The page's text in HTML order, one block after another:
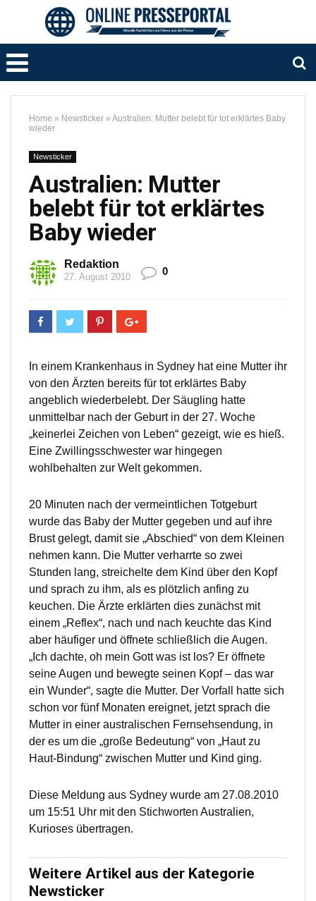
Home » Newsticker » Australien: Mutter belebt für tot erklärtes Baby
wieder
Newsticker
Australien: Mutter
belebt für tot erklärtes
Baby wieder
Redaktion
27. August 2010 0
In einem Krankenhaus in Sydney hat eine Mutter ihr
von den Ärzten bereits für tot erklärtes Baby
angeblich wiederbelebt. Der Säugling hatte
unmittelbar nach der Geburt in der 27. Woche
„keinerlei Zeichen von Leben“ gezeigt, wie es hieß.
Eine Zwillingsschwester war hingegen
wohlbehalten zur Welt gekommen.
20 Minuten nach der vermeintlichen Totgeburt
wurde das Baby der Mutter gegeben und auf ihre
Brust gelegt, damit sie „Abschied“ von dem Kleinen
nehmen kann. Die Mutter verharrte so zwei
Stunden lang, streichelte dem Kind über den Kopf
und sprach zu ihm, als es plötzlich anfing zu
keuchen. Die Ärzte erklärten dies zunächst mit
einem „Reflex“, nach und nach keuchte das Kind
aber häufiger und öffnete schließlich die Augen.
„Ich dachte, oh mein Gott was ist los? Er öffnete
seine Augen und bewegte seinen Kopf – das war
ein Wunder“, sagte die Mutter. Der Vorfall hatte sich
schon vor fünf Monaten ereignet, jetzt sprach die
Mutter in einer australischen Fernsehsendung, in
der es um die „große Bedeutung“ von „Haut zu
Haut-Bindung“ zwischen Mutter und Kind ging.
Diese Meldung aus Sydney wurde am 27.08.2010
um 15:51 Uhr mit den Stichworten Australien,
Kurioses übertragen.
Weitere Artikel aus der Kategorie
Newsticker